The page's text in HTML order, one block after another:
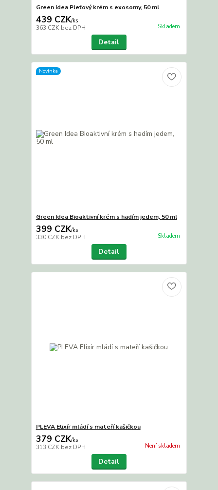
Green idea Pleťový krém s exosomy, 50 ml
439 CZK/ks
363 CZK bez DPH Skladem
Detail
Novinka
Green Idea Bioaktivní krém s hadím jedem, 50 ml
399 CZK/ks
330 CZK bez DPH Skladem
Detail
PLEVA Elixír mládí s mateří kašičkou
379 CZK/ks
313 CZK bez DPH Není skladem
Detail